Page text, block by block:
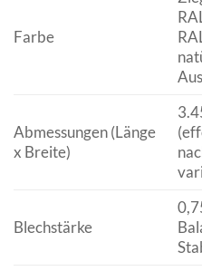
Farbe
Abmessungen (Länge
x Breite)
Blechstärke